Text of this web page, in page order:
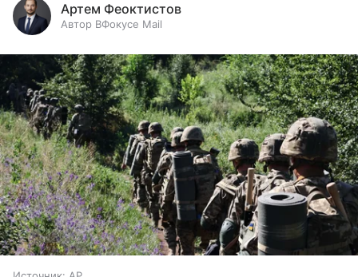
Артем Феоктистов
Автор ВФокусе Mail